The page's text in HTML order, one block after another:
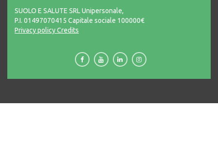
SUOLO E SALUTE SRL Unipersonale,
P.I. 01497070415 Capitale sociale 100000€
Privacy policyCredits